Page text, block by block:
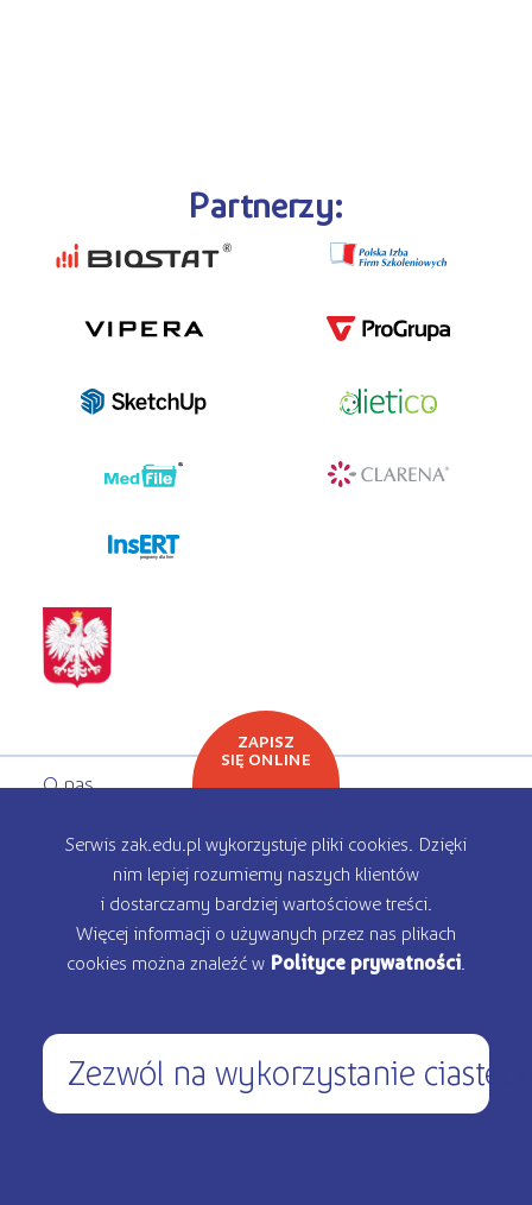
Partnerzy:
programy dla firm
O nas
Oferta edukacyjna
Rekrutacja
Kontakt
ZAPISZ
SIĘ ONLINE
Serwis zak.edu.pl wykorzystuje pliki cookies. Dzięki
nim lepiej rozumiemy naszych klientów
i dostarczamy bardziej wartościowe treści.
Więcej informacji o używanych przez nas plikach
cookies można znaleźć w Polityce prywatności
Zezwól na wykorzystanie